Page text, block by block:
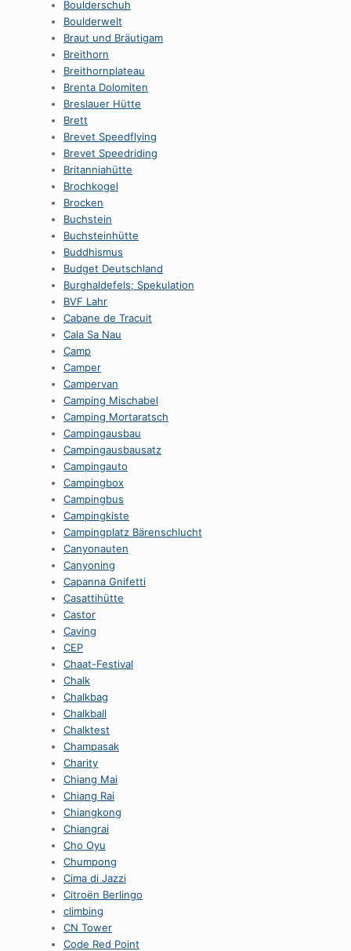
Boulderschuh
Boulderwelt
Braut und Bräutigam
Breithorn
Breithornplateau
Brenta Dolomiten
Breslauer Hütte
Brett
Brevet Speedflying
Brevet Speedriding
Britanniahütte
Brochkogel
Brocken
Buchstein
Buchsteinhütte
Buddhismus
Budget Deutschland
Burghaldefels; Spekulation
BVF Lahr
Cabane de Tracuit
Cala Sa Nau
Camp
Camper
Campervan
Camping Mischabel
Camping Mortaratsch
Campingausbau
Campingausbausatz
Campingauto
Campingbox
Campingbus
Campingkiste
Campingplatz Bärenschlucht
Canyonauten
Canyoning
Capanna Gnifetti
Casattihütte
Castor
Caving
CEP
Chaat-Festival
Chalk
Chalkbag
Chalkball
Chalktest
Champasak
Charity
Chiang Mai
Chiang Rai
Chiangkong
Chiangrai
Cho Oyu
Chumpong
Cima di Jazzi
Citroën Berlingo
climbing
CN Tower
Code Red Point